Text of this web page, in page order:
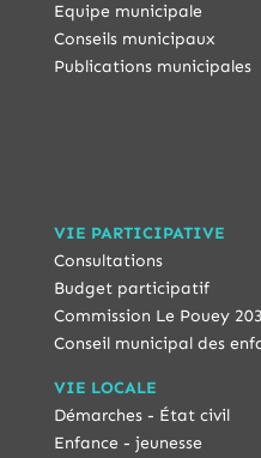
Equipe municipale
Conseils municipaux
Publications municipales
VIE PARTICIPATIVE
Consultations
Budget participatif
Commission Le Pouey
Conseil municipal des
VIE LOCALE
Démarches - État civil
Enfance - jeunesse